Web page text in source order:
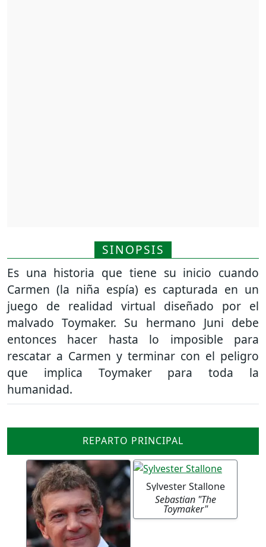
SINOPSIS
Es una historia que tiene su inicio cuando
Carmen (la niña espía) es capturada en un
juego de realidad virtual diseñado por el
malvado Toymaker. Su hermano Juni debe
entonces hacer hasta lo imposible para
rescatar a Carmen y terminar con el peligro
que implica Toymaker para toda la
humanidad.
REPARTO PRINCIPAL
Sylvester Stallone
Sebastian "The
Toymaker"